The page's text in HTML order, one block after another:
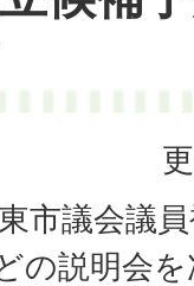
市議会議
の説明会